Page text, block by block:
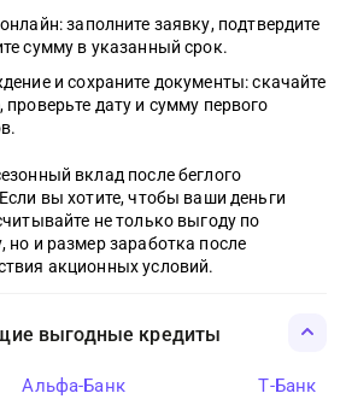
заполните заявку, подтвердите
сумму в указанный срок.
и сохраните документы: скачайте
дату и сумму первого
вклад после беглого
вы хотите, чтобы ваши деньги
не только выгоду по
но и размер заработка после
акционных условий.
выгодные кредиты
Альфа-Банк
Т-Банк